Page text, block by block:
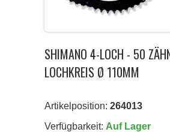
SHIMANO 4-LOCH - 50
LOCHKREIS Ø 110MM
Artikelposition: 264013
Verfügbarkeit: Auf Lager